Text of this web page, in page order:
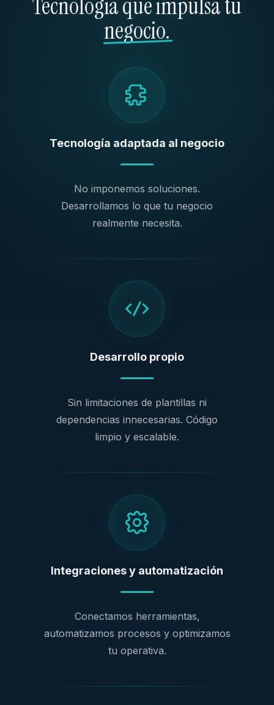
Tecnología que impulsa tu
negocio.
Tecnología adaptada al negocio
No imponemos soluciones.
Desarrollamos lo que tu negocio
realmente necesita.
Desarrollo propio
Sin limitaciones de plantillas ni
dependencias innecesarias. Código
limpio y escalable.
Integraciones y automatización
Conectamos herramientas,
automatizamos procesos y optimizamos
tu operativa.